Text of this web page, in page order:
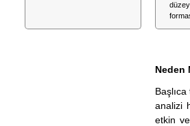
Neden
analizi
etkin